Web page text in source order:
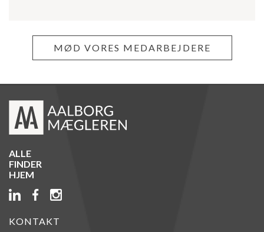
MØD VORES MEDARBEJDERE
ALLE
FINDER
HJEM
KONTAKT